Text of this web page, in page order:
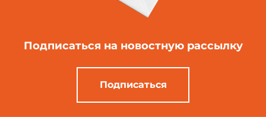
Подписаться на новостную рассылку
Подписаться